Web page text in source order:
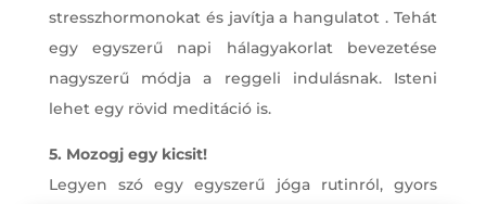
stresszhormonokat és javítja a hangulatot . Tehát
egy egyszerű napi hálagyakorlat bevezetése
nagyszerű módja a reggeli indulásnak. Isteni
lehet egy rövid meditáció is.
5. Mozogj egy kicsit!
Legyen szó egy egyszerű jóga rutinról, gyors